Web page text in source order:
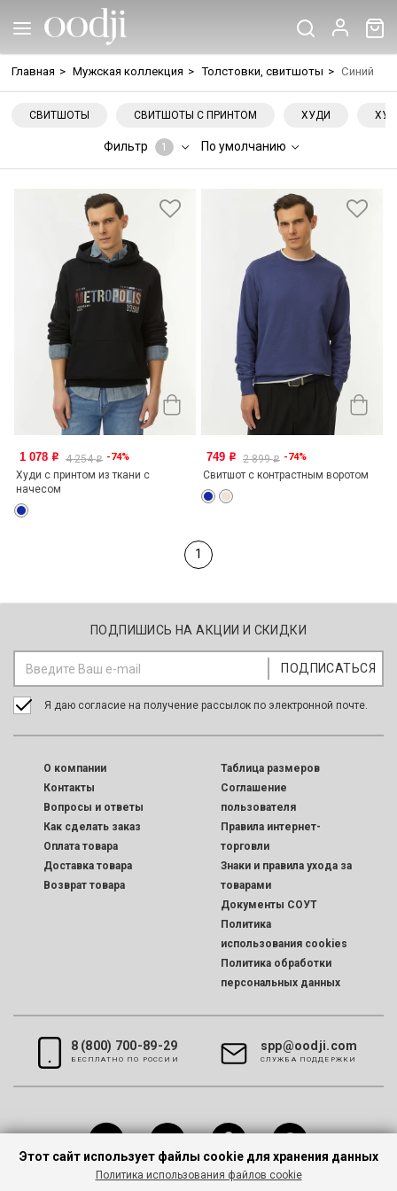
Главная > Мужская коллекция > Толстовки, свитшоты > Синий
СВИТШОТЫ СВИТШОТЫ С ПРИНТОМ ХУДИ
Фильтр 1 По умолчанию
1 078 o 4 254o -74%
Худи с принтом из ткани с
начесом
749 o 2 899o -74%
Свитшот с контрастным воротом
1
ПОДПИШИСЬ НА АКЦИИ И СКИДКИ
Я даю согласие на получение рассылок по электронной почте.
O компании
Контакты
Вопросы и ответы
Как сделать заказ
Оплата товара
Доставка товара
Возврат товара
Таблица размеров
Соглашение
пользователя
Правила интернет-
торговли
Знаки и правила ухода за
товарами
Документы СОУТ
Политика
использования cookies
Политика обработки
персональных данных
8 (800) 700-89-29
БЕСПЛАТНО ПО РОССИИ
spp@oodji.com
CЛУЖБА ПОДДЕРЖКИ
Этот сайт использует файлы cookie для хранения данных
Политика использования файлов cookie